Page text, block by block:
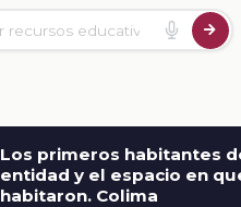
Los primeros habitantes
entidad y el espacio en
habitaron. Colima